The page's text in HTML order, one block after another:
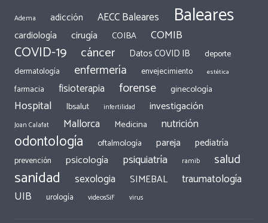
Adema adicción AECC Baleares Baleares
cardiología cirugía COIBA COMIB
COVID-19 cáncer Datos COVID IB
deporte
dermatología
enfermería envejecimiento estética
farmacia fisioterapia forense ginecología
Hospital Ibsalut infertilidad investigación
Joan Calafat Mallorca Medicina nutrición
odontología oftalmología pareja pediatría
prevención psicología psiquiatría ramib salud
sanidad sexologia SIMEBAL traumatología
UIB urología videosSiF virus